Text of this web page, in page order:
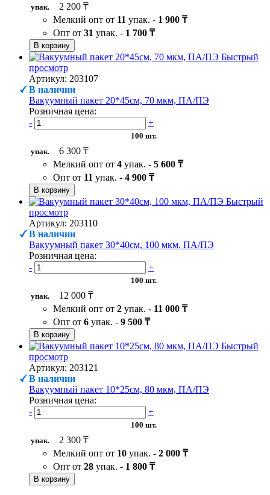
упак.
2 200 ₸
Мелкий опт от 11 упак. - 1 900 ₸
Опт от 31 упак. - 1 700 ₸
В корзину
Быстрый
просмотр
Артикул: 203107
В наличии
Вакуумный пакет 20*45см, 70 мкм, ПА/ПЭ
Розничная цена:
-
+
100 шт.
упак.
6 300 ₸
Мелкий опт от 4 упак. - 5 600 ₸
Опт от 11 упак. - 4 900 ₸
В корзину
Быстрый
просмотр
Артикул: 203110
В наличии
Вакуумный пакет 30*40см, 100 мкм, ПА/ПЭ
Розничная цена:
-
+
100 шт.
упак.
12 000 ₸
Мелкий опт от 2 упак. - 11 000 ₸
Опт от 6 упак. - 9 500 ₸
В корзину
Быстрый
просмотр
Артикул: 203121
В наличии
Вакуумный пакет 10*25см, 80 мкм, ПА/ПЭ
Розничная цена:
-
+
100 шт.
упак.
2 300 ₸
Мелкий опт от 10 упак. - 2 000 ₸
Опт от 28 упак. - 1 800 ₸
В корзину